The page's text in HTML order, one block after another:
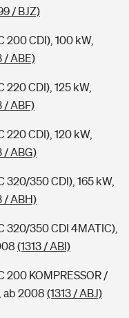
/ BJZ)
200 CDI), 100 kW,
/ ABE)
CDI), 125 kW,
/ ABF)
CDI), 120 kW,
/ ABG)
350 CDI), 165 kW,
/ ABH)
320/350 CDI 4MATIC),
(1313 / ABI)
200 KOMPRESSOR /
ab 2008 (1313 / ABJ)